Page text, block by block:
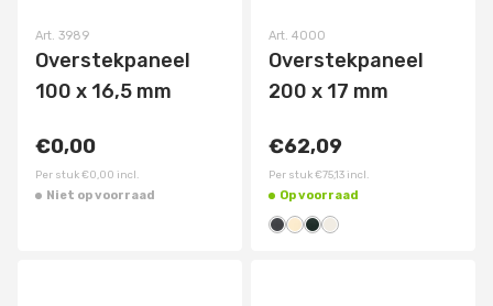
Art. 3989
Overstekpaneel
100 x 16,5 mm
€0,00
Per stuk€0,00 incl.
Niet op voorraad
Art. 4000
Overstekpaneel
200 x 17 mm
€62,09
Per stuk€75,13 incl.
Op voorraad